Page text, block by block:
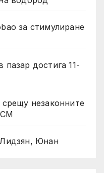
за стимулиране
пазар достига 11-
незаконните
Юнан